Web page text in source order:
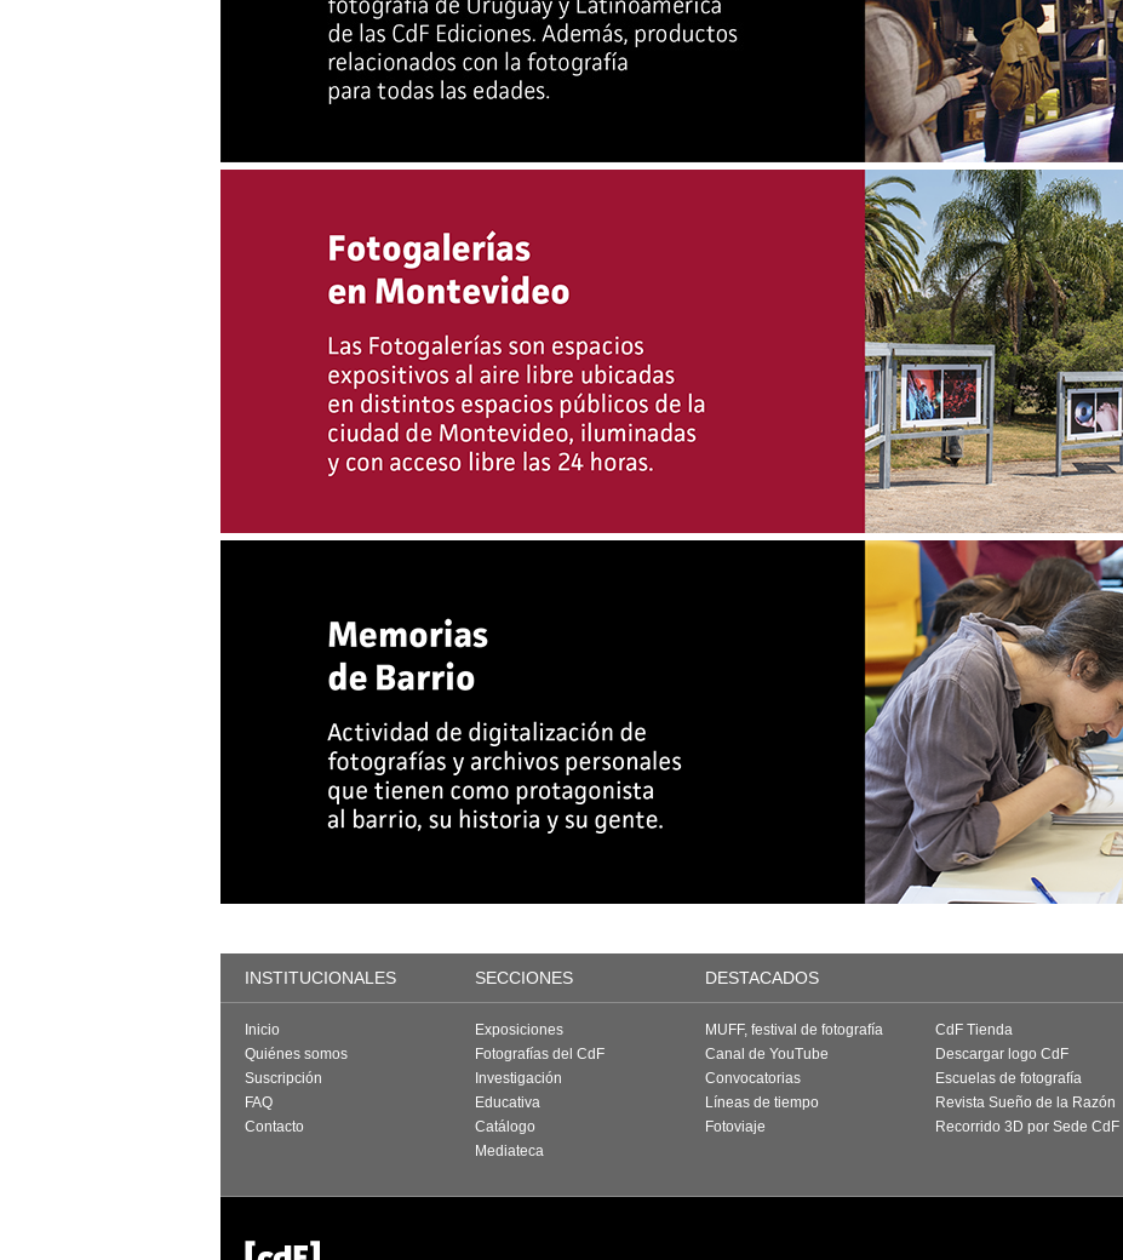
INSTITUCIONALES SECCIONES DESTACADOS
Inicio
Quiénes somos
Suscripción
FAQ
Contacto
Exposiciones
Fotografías del CdF
Investigación
Educativa
Catálogo
Mediateca
MUFF, festival de fotografía
Canal de YouTube
Convocatorias
Líneas de tiempo
Fotoviaje
CdF Tienda
Descargar logo CdF
Escuelas de fotografía
Revista Sueño de la Razón
Recorrido 3D por Sede CdF